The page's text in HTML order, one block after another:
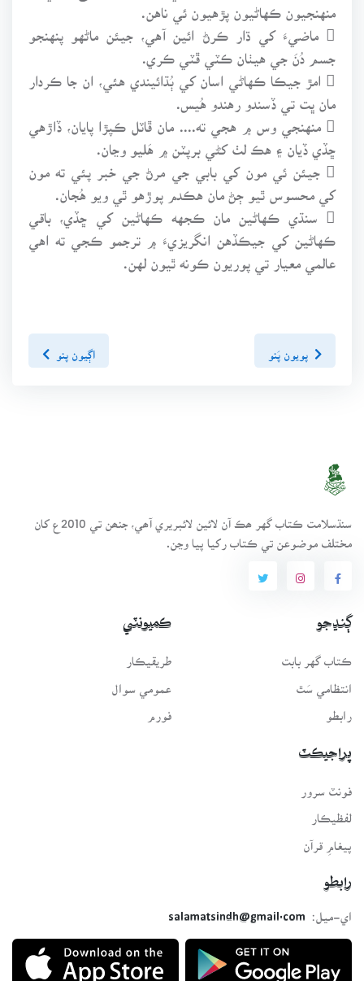
منهنجيون ڪهاڻيون پڙهيون ئي ناهن.
 ماضيءَ کي ڌار ڪرڻ ائين آهي، جيئن ماڻهو پنهنجو
جسم دُنَ جي هيٺان ڪٽي ڦٽي ڪري.
 امڙ جيڪا ڪهاڻي اسان کي ٻُڌائيندي هئي، ان جا ڪردار
مان ڀت تي ڏسندو رهندو هُيس.
 منهنجي وس ۾ هجي ته.... مان ڦاٽل ڪپڙا پايان، ڏاڙهي
ڇڏي ڏيان ۽ هڪ لٺ کڻي برپٽن ۾ هَليو وڃان.
 جيئن ئي مون کي بابي جي مرڻ جي خبر پئي ته مون
کي محسوس ٿيو ڄڻ مان هڪدم پوڙهو ٿي ويو هُجان.
 سنڌي ڪهاڻين مان ڪجهه ڪهاڻين کي ڇڏي، باقي
ڪهاڻين کي جيڪڏهن انگريزيءَ ۾ ترجمو ڪجي ته اهي
عالمي معيار تي پوريون ڪونه ٿيون لهن.
پويون پَنو اڳيون پنو
سنڌسلامت ڪتاب گهر ھڪ آن لائين لائبريري آھي، جنھن تي 2010ع کان
مختلف موضوعن تي ڪتاب رکيا پيا وڃن.
ڳنڍجو
ڪتاب گهر بابت
انتظامي سَٿ
رابطو
ڪميونٽي
طريقيڪار
عمومي سوال
فورم
پراجيڪٽ
لفظيڪار
پيغامِ قرآن
رابطو
اي-ميل:
salamatsindh@gmail.com